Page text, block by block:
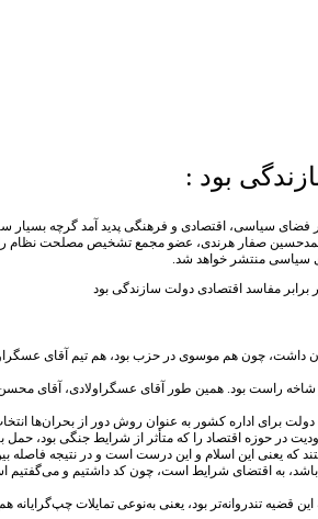
بود :
سازندگی در فضای سیاسی، اقتصادی و فرهنگی پدید آمد
سیاسی منتشر خواهد شد.
چون هم موسوی در حزب بود، هم تیم آقای
شاخه راست بود. همین طور آقای عسگراولادی،
دولت برای اداره کشور به عنوان روش دور از بحران‌ها
در حوزه اقتصاد را که متأثر از شرایط جنگی بود،
که یعنی این اسلام و این درست است و در نتیجه فاصله
به اقتضای شرایط است، چون کد داشتیم و می‌گفتیم
تندروانه‌تر بود، یعنی به‌نوعی تمایلات چپ‌گرایانه